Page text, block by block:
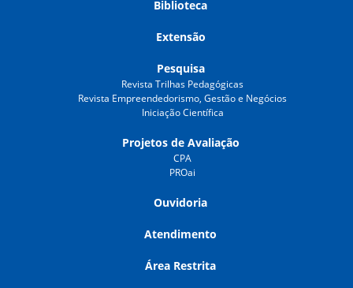
Biblioteca
Extensão
Pesquisa
Revista Trilhas Pedagógicas
Revista Empreendedorismo, Gestão e Negócios
Iniciação Científica
Projetos de Avaliação
CPA
PROai
Ouvidoria
Atendimento
Área Restrita